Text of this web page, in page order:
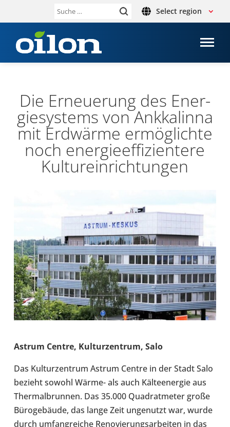
Suche Select region
Die Erneue­rung des Ener­
gie­sys­tems von Ank­ka­linna
mit Erd­wärme ermög­lichte
noch ener­gie­ef­fi­zi­en­tere
Kul­tur­ein­rich­tun­gen
Astrum Centre, Kul­tur­zen­trum, Salo
Das Kul­tur­zen­trum Astrum Centre in der Stadt Salo
bezieht sowohl Wärme- als auch Käl­te­en­er­gie aus
Ther­mal­brun­nen. Das 35.000 Qua­drat­me­ter große
Büro­ge­bäude, das lange Zeit unge­nutzt war, wurde
durch umfang­rei­che Reno­vie­rungs­ar­bei­ten in das